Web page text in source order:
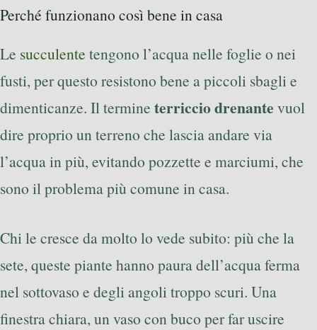
Perché funzionano così bene in casa
Le succulente tengono l’acqua nelle foglie o nei
fusti, per questo resistono bene a piccoli sbagli e
dimenticanze. Il termine terriccio drenante vuol
dire proprio un terreno che lascia andare via
l’acqua in più, evitando pozzette e marciumi, che
sono il problema più comune in casa.
Chi le cresce da molto lo vede subito: più che la
sete, queste piante hanno paura dell’acqua ferma
nel sottovaso e degli angoli troppo scuri. Una
finestra chiara, un vaso con buco per far uscire